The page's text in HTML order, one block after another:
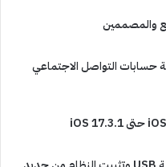
والمصممين
التواصل الاجتماعي